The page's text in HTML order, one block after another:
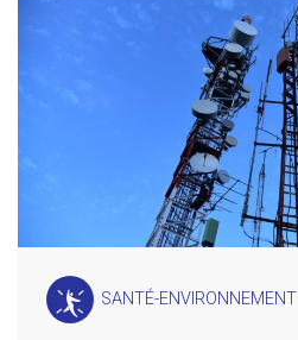
SANTÉ-ENVIRONNEMENT